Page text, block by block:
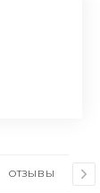
ОТЗЫВЫ